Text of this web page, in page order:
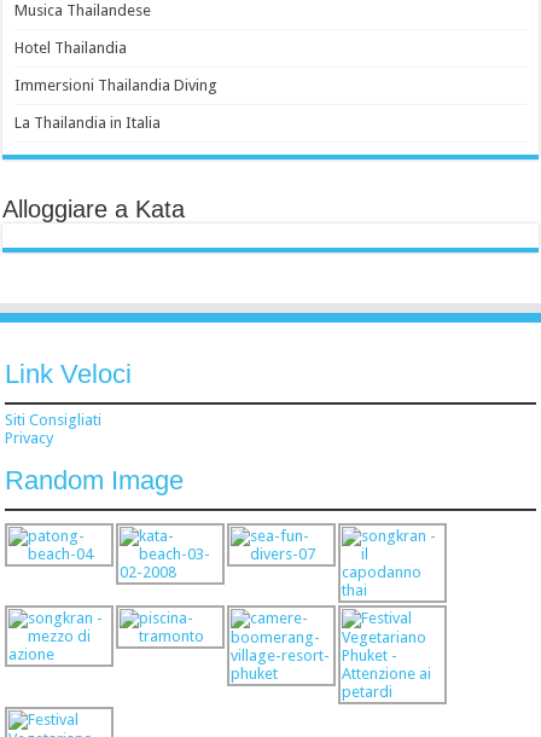
Musica Thailandese
Hotel Thailandia
Immersioni Thailandia Diving
La Thailandia in Italia
Alloggiare a Kata
Link Veloci
Siti Consigliati
Privacy
Random Image